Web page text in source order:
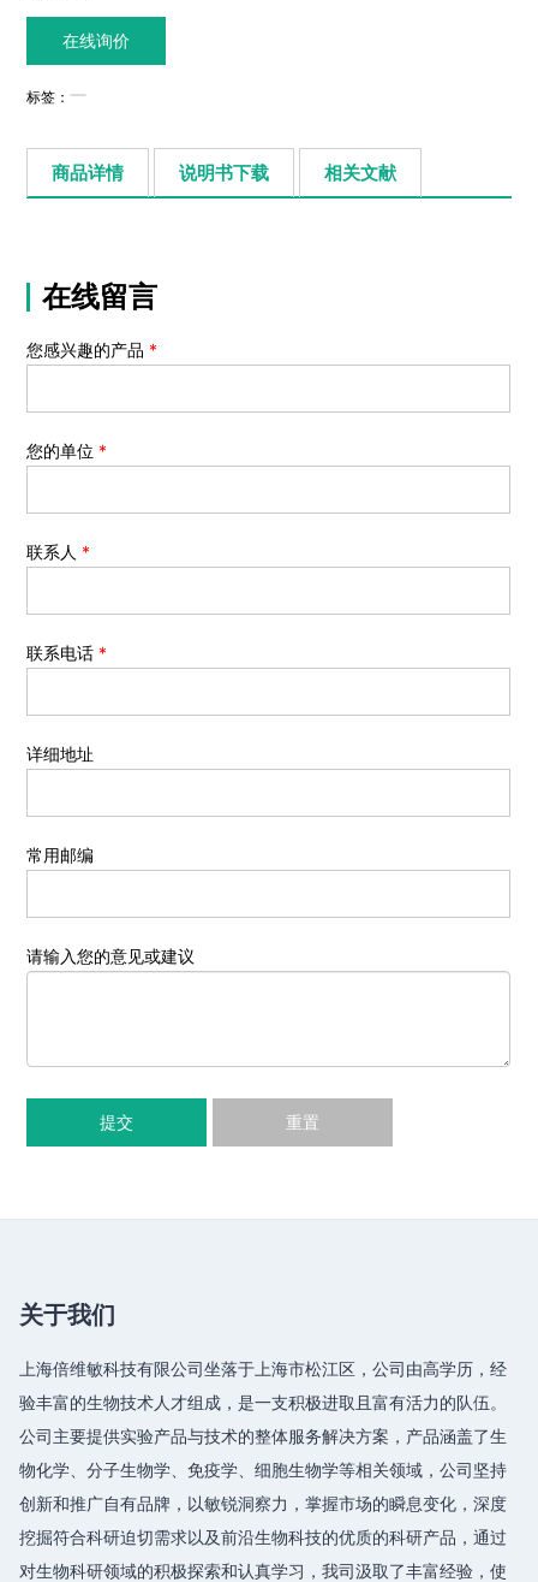
在线询价
标签：
商品详情 说明书下载 相关文献
在线留言
您感兴趣的产品 *
您的单位 *
联系人 *
联系电话 *
详细地址
常用邮编
请输入您的意见或建议
提交 重置
关于我们
上海倍维敏科技有限公司坐落于上海市松江区，公司由高学历，经
验丰富的生物技术人才组成，是一支积极进取且富有活力的队伍。
公司主要提供实验产品与技术的整体服务解决方案，产品涵盖了生
物化学、分子生物学、免疫学、细胞生物学等相关领域，公司坚持
创新和推广自有品牌，以敏锐洞察力，掌握市场的瞬息变化，深度
挖掘符合科研迫切需求以及前沿生物科技的优质的科研产品，通过
对生物科研领域的积极探索和认真学习，我司汲取了丰富经验，使